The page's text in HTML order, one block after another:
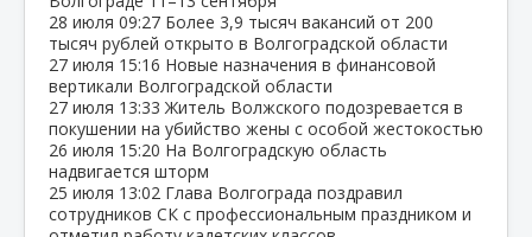
28 июля 09:27 Более 3,9 тысяч вакансий от 200
тысяч рублей открыто в Волгоградской области
27 июля 15:16 Новые назначения в финансовой
вертикали Волгоградской области
27 июля 13:33 Житель Волжского подозревается в
покушении на убийство жены с особой жестокостью
26 июля 15:20 На Волгоградскую область
надвигается шторм
25 июля 13:02 Глава Волгограда поздравил
сотрудников СК с профессиональным праздником и